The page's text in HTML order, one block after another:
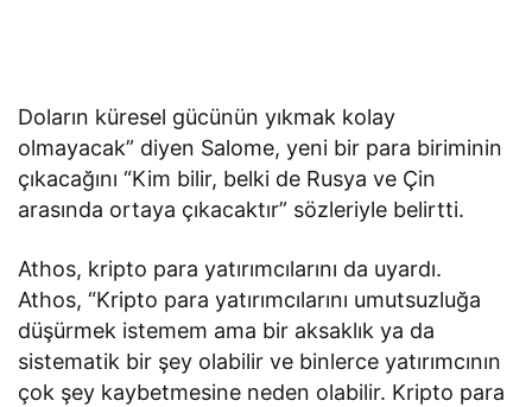
Doların küresel gücünün yıkmak kolay
olmayacak” diyen Salome, yeni bir para biriminin
çıkacağını “Kim bilir, belki de Rusya ve Çin
arasında ortaya çıkacaktır” sözleriyle belirtti.
Athos, kripto para yatırımcılarını da uyardı.
Athos, “Kripto para yatırımcılarını umutsuzluğa
düşürmek istemem ama bir aksaklık ya da
sistematik bir şey olabilir ve binlerce yatırımcının
çok şey kaybetmesine neden olabilir. Kripto para